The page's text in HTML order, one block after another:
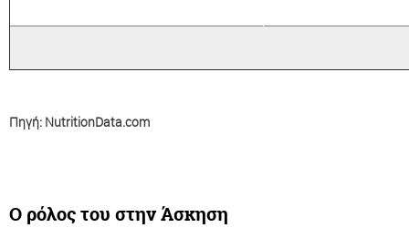
Πηγή: NutritionData.com
Ο ρόλος του στην Άσκηση